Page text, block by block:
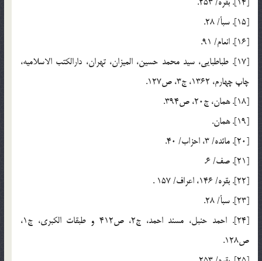
[15]. سبأ/ 28.
[16]. انعام/ 91.
[17]. طباطبايي، سيد محمد حسين، الميزان، تهران، دارالكتب الاسلاميه،
چاپ چهارم، 1362، ج3، ص127.
[18]. همان، ج20، ص394.
[19]. همان.
[20]. مائده/ 3، احزاب/ 40.
[21]. صف/ 6.
[22]. بقره/ 146، اعراف/ 157 .
[23]. سبأ/ 28.
[24]. احمد حنبل، مسند احمد، ج2، ص412 و طبقات الكبري، ج1،
ص128.